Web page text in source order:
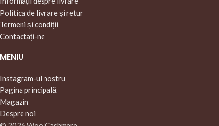
Politica de livrare și retur
Termeni și condiții
Contactați-ne
MENIU
Instagram-ul nostru
Pagina principală
Magazin
Despre noi